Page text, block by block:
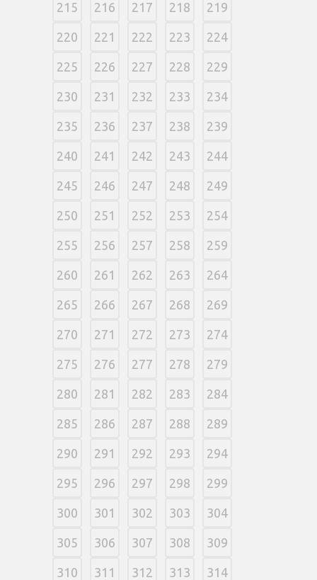
215 216 217 218 219
220 221 222 223 224
225 226 227 228 229
230 231 232 233 234
235 236 237 238 239
240 241 242 243 244
245 246 247 248 249
250 251 252 253 254
255 256 257 258 259
260 261 262 263 264
265 266 267 268 269
270 271 272 273 274
275 276 277 278 279
280 281 282 283 284
285 286 287 288 289
290 291 292 293 294
295 296 297 298 299
300 301 302 303 304
305 306 307 308 309
310 311 312 313 314